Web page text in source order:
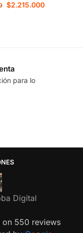
$2.215.000
para lo
Digital
on 550 reviews